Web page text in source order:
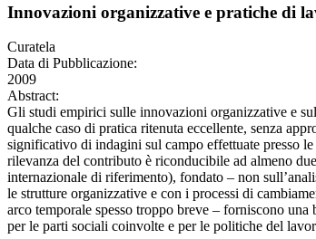
Innovazioni organizzative e pratiche di
Curatela
Data di Pubblicazione:
2009
Abstract:
Gli studi empirici sulle innovazioni organizzative e
qualche caso di pratica ritenuta eccellente, senza
significativo di indagini sul campo effettuate presso
rilevanza del contributo è riconducibile ad almeno
internazionale di riferimento), fondato – non
le strutture organizzative e con i processi di
arco temporale spesso troppo breve – forniscono
per le parti sociali coinvolte e per le politiche del